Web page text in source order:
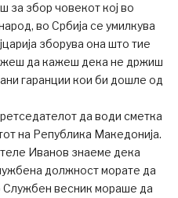
збор човекот кој во
во Србија се умилкува
зборува она што тие
да кажеш дека не држиш
гаранции кои би дошле од
да води сметка
на Република Македонија.
Иванов знаеме дека
должност морате да
Службен весник мораше да